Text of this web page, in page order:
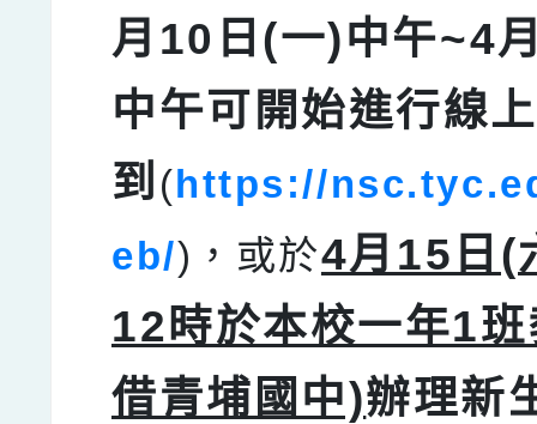
月10日(一)中午~4
中午可開始進行線
到 (https://
eb/)，或於4月15日(
12時於本校一年1
借青埔國中)辦理新